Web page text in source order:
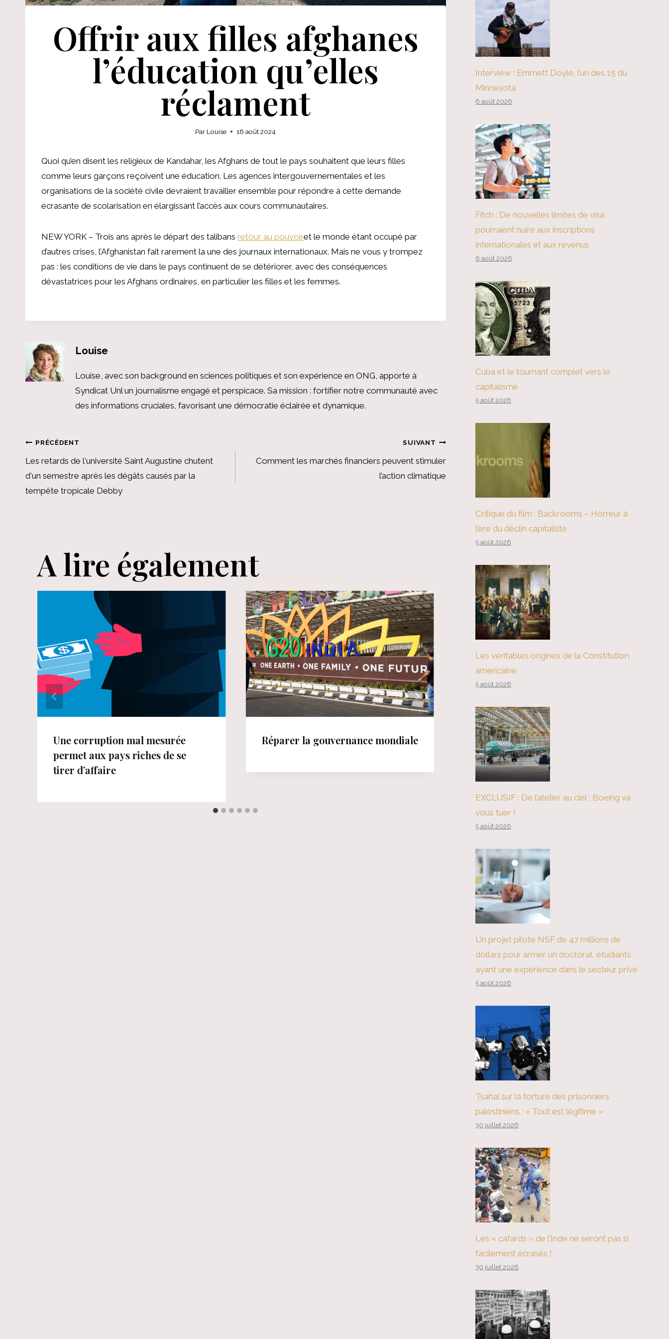
Offrir aux filles afghanes
l’éducation qu’elles
réclament
Par Louise 16 août 2024
Quoi qu’en disent les religieux de Kandahar, les Afghans de tout le pays souhaitent que leurs filles
comme leurs garçons reçoivent une éducation. Les agences intergouvernementales et les
organisations de la société civile devraient travailler ensemble pour répondre à cette demande
écrasante de scolarisation en élargissant l’accès aux cours communautaires.
NEW YORK – Trois ans après le départ des talibans retour au pouvoiret le monde étant occupé par
d’autres crises, l’Afghanistan fait rarement la une des journaux internationaux. Mais ne vous y trompez
pas : les conditions de vie dans le pays continuent de se détériorer, avec des conséquences
dévastatrices pour les Afghans ordinaires, en particulier les filles et les femmes.
Louise
Louise, avec son background en sciences politiques et son expérience en ONG, apporte à
Syndicat Unl un journalisme engagé et perspicace. Sa mission : fortifier notre communauté avec
des informations cruciales, favorisant une démocratie éclairée et dynamique.
Navigation
de
l’article
PRÉCÉDENT
Les retards de l'université Saint Augustine chutent
d'un semestre après les dégâts causés par la
tempête tropicale Debby
SUIVANT
Comment les marchés financiers peuvent stimuler
l’action climatique
A lire également
Une corruption mal mesurée
permet aux pays riches de se
tirer d’affaire
Réparer la gouvernance mondiale
Le ministère de l’Éducation
finalise la règle resserrant les
prêts étudiants fédéraux
Interview : Emmett Doyle, l’un des 15 du
Minnesota
6 août 2026
Fitch : De nouvelles limites de visa
pourraient nuire aux inscriptions
internationales et aux revenus
6 août 2026
Cuba et le tournant complet vers le
capitalisme
5 août 2026
Critique du film : Backrooms – Horreur à
l’ère du déclin capitaliste
5 août 2026
Les véritables origines de la Constitution
américaine
5 août 2026
EXCLUSIF : De l’atelier au ciel : Boeing va
vous tuer !
5 août 2026
Un projet pilote NSF de 47 millions de
dollars pour armer un doctorat. étudiants
ayant une expérience dans le secteur privé
5 août 2026
Tsahal sur la torture des prisonniers
palestiniens : « Tout est légitime »
30 juillet 2026
Les « cafards » de l’Inde ne seront pas si
facilement écrasés !
30 juillet 2026